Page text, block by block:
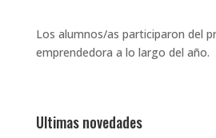
Los alumnos/as participaron del
emprendedora a lo largo del año.
Ultimas novedades